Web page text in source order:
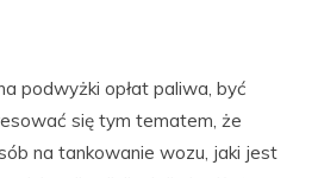
podwyżki opłat paliwa, być
się tym tematem, że
na tankowanie wozu, jaki jest